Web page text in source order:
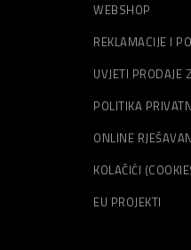
WEBSHOP
REKLAMACIJE I
UVJETI PRODAJE
POLITIKA
ONLINE
KOLAČIĆI
EU PROJEKTI